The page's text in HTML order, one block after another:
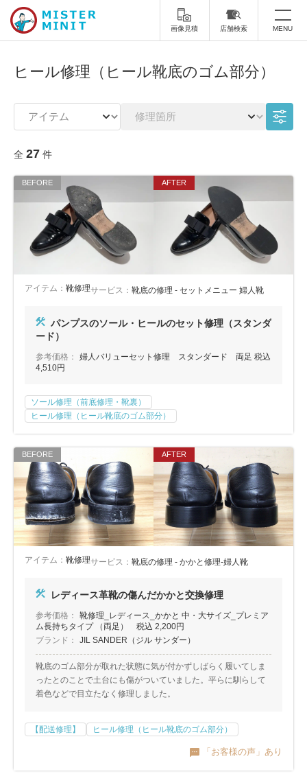
画像見積 店舗検索 MENU
スーツケース修理
スニーカー修理 靴磨き
カバンの修理 時計修理・電池交換
傘修理 合鍵の作製
店舗を探す
よくあるご質問
お問い合わせ
採用情報
CLOSE
ヒール修理（ヒール靴底のゴム部分）
全 27 件
アイテム： 靴修理サービス： 靴底の修理 - セットメニュー 婦人靴
パンプスのソール・ヒールのセット修理（スタンダ
ード）
参考価格：
婦人バリューセット修理 スタンダード 両足 税込
4,510円
ソール修理（前底修理・靴裏）
ヒール修理（ヒール靴底のゴム部分）
アイテム： 靴修理サービス： 靴底の修理 - かかと修理-婦人靴
レディース革靴の傷んだかかと交換修理
参考価格：
靴修理_レディース_かかと 中・大サイズ_プレミア
ム長持ちタイプ （両足） 税込 2,200円
ブランド：
JIL SANDER（ジル サンダー）
靴底のゴム部分が取れた状態に気が付かずしばらく履いてしま
ったとのことで土台にも傷がついていました。平らに馴らして
着色などで目立たなく修理しました。
【配送修理】 ヒール修理（ヒール靴底のゴム部分）
「お客様の声」あり